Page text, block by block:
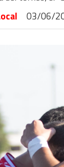
03/06/